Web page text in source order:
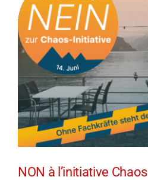
NON à l’initiative Chaos